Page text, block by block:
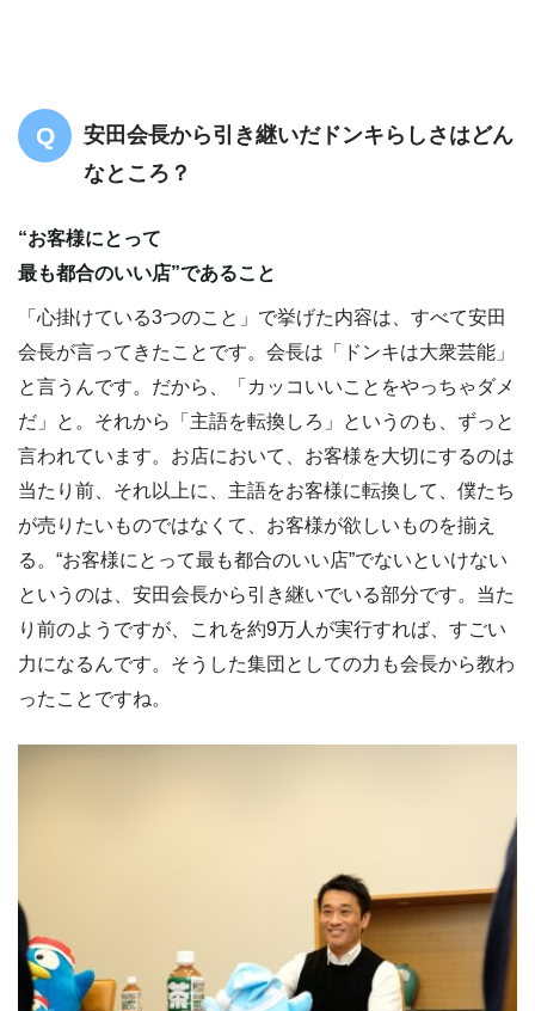
安田会長から引き継いだドンキらしさはどん
なところ？
“お客様にとって
最も都合のいい店”であること
「心掛けている3つのこと」で挙げた内容は、すべて安田
会長が言ってきたことです。会長は「ドンキは大衆芸能」
と言うんです。だから、「カッコいいことをやっちゃダメ
だ」と。それから「主語を転換しろ」というのも、ずっと
言われています。お店において、お客様を大切にするのは
当たり前、それ以上に、主語をお客様に転換して、僕たち
が売りたいものではなくて、お客様が欲しいものを揃え
る。“お客様にとって最も都合のいい店”でないといけない
というのは、安田会長から引き継いでいる部分です。当た
り前のようですが、これを約9万人が実行すれば、すごい
力になるんです。そうした集団としての力も会長から教わ
ったことですね。